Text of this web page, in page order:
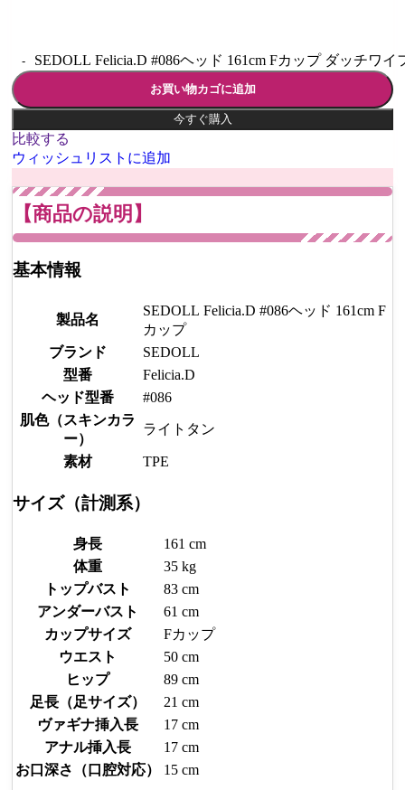
SEDOLL Felicia.D #086ヘッド 161cm Fカップ ダッチワイ
お買い物カゴに追加
今すぐ購入
比較する
ウィッシュリストに追加
【商品の説明】
基本情報
製品名
SEDOLL Felicia.D #086ヘッド 161cm F
カップ
ブランド
SEDOLL
型番
Felicia.D
ヘッド型番
#086
肌色（スキンカラ
ー）
ライトタン
素材 TPE
サイズ（計測系）
身長
161 cm
体重
35 kg
トップバスト
83 cm
アンダーバスト
61 cm
カップサイズ
Fカップ
ウエスト
50 cm
ヒップ
89 cm
足長（足サイズ）
21 cm
ヴァギナ挿入長
17 cm
アナル挿入長
17 cm
お口深さ（口腔対応）
15 cm